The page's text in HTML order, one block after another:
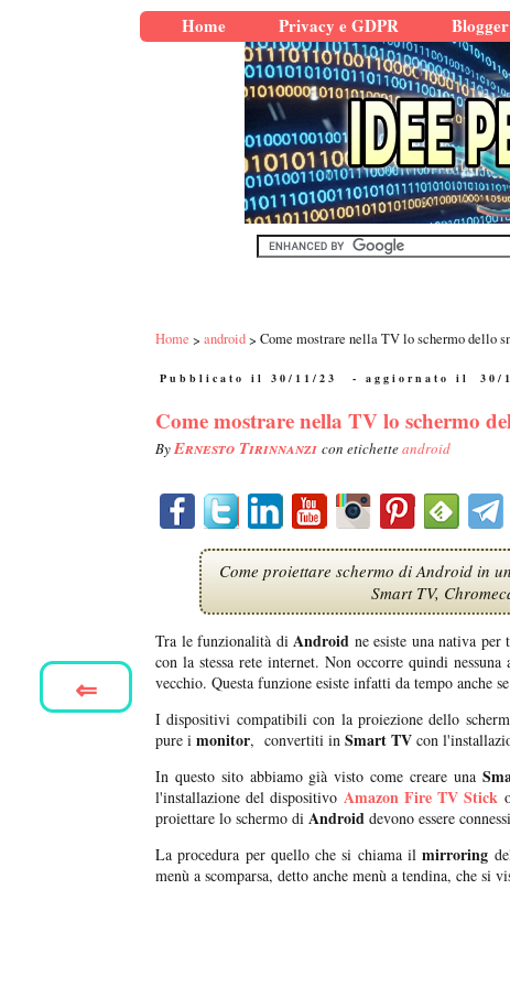
Home Privacy e GDPR Blogger
Home android Come mostrare nella TV lo schermo dello
Pubblicato il 30/11/23 - aggiornato il 30/
Come mostrare nella TV lo schermo
ByErnesto Tirinnanzi con etichetteandroid
Come proiettare schermo di Android in
Smart TV,
Tra le funzionalità diAndroid ne esiste una nativa
con la stessa rete internet. Non occorre quindi
vecchio. Questa funzione esiste infatti da tempo anche
I dispositivi compatibili con la proiezione dello
pure i monitor, convertiti in Smart TV con
In questo sito abbiamo già visto come creare una
l'installazione del dispositivo Amazon Fire TV Stick
proiettare lo schermo di Android devono essere
La procedura per quello che si chiama ilmirroring
menù a scomparsa, detto anche menù a tendina, che si
⇐